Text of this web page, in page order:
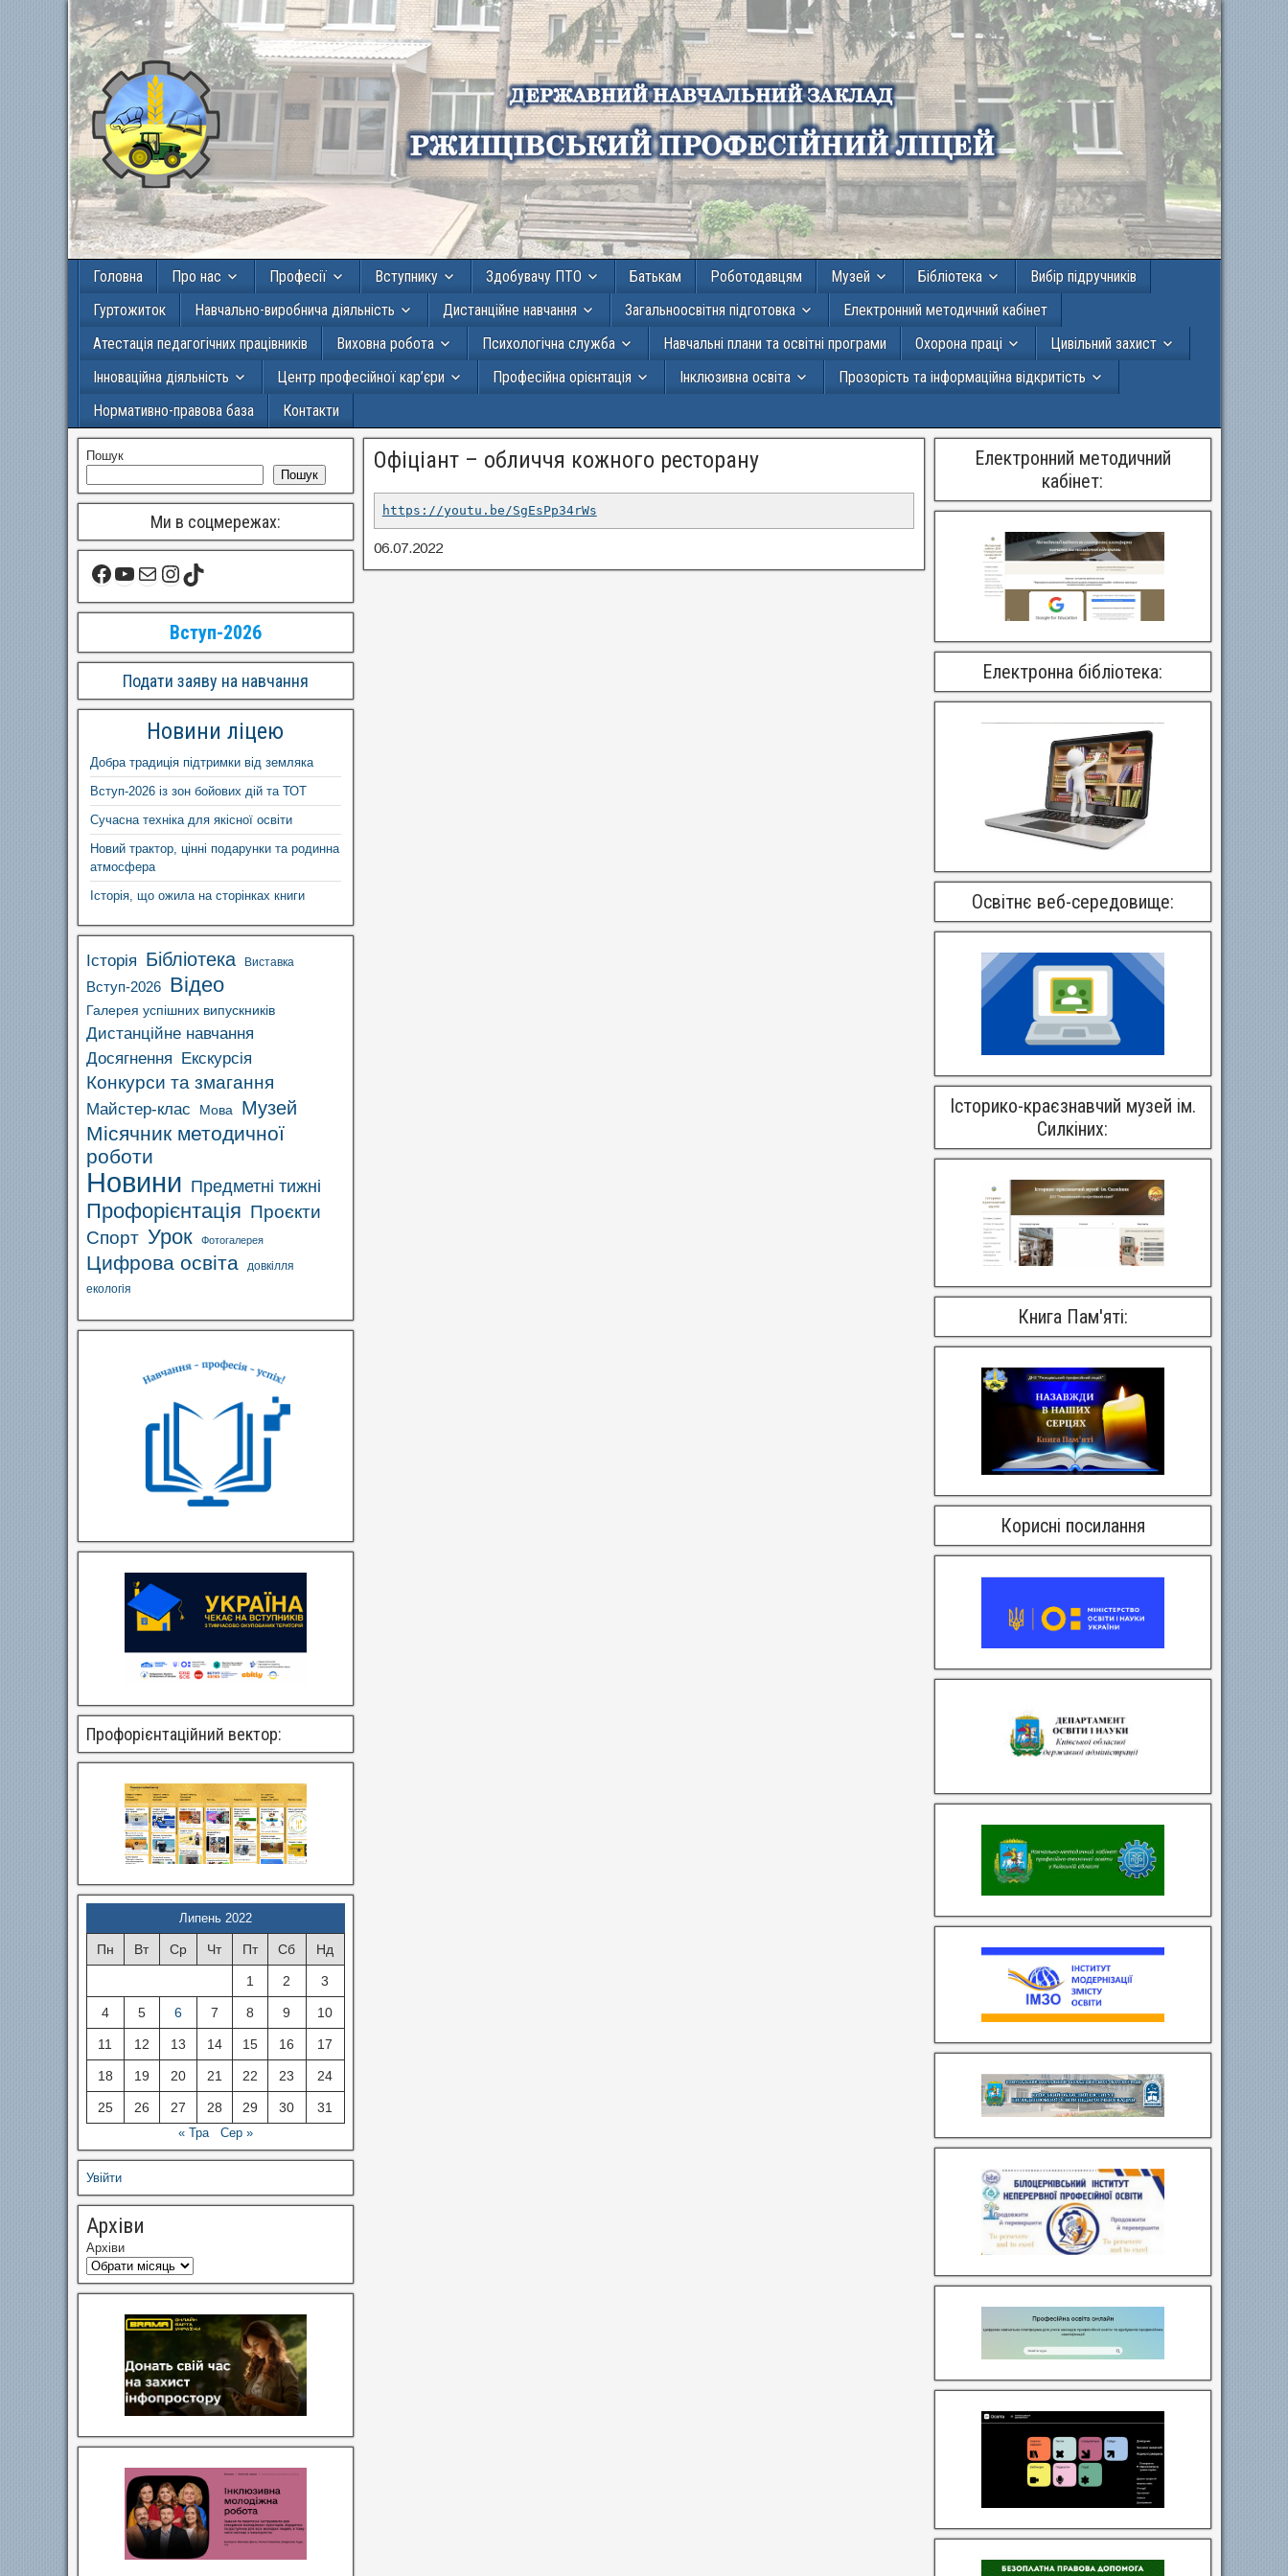
Головна Про нас Професії Вступнику Здобувачу ПТО Батькам Роботодавцям Музей Бібліотека
Вибір підручників
Гуртожиток
Навчально-виробнича діяльність Дистанційне навчання Загальноосвітня підготовка
Електронний методичний кабінет
Атестація педагогічних працівників
Виховна робота Психологічна служба Навчальні плани та освітні програми Охорона праці
Цивільний захист
Інноваційна діяльність
Центр професійної кар’єри Професійна орієнтація Інклюзивна освіта
Прозорість та інформаційна відкритість
Нормативно-правова база
Контакти
Офіціант – обличчя кожного ресторану
https://youtu.be/SgEsPp34rWs
06.07.2022
Пошук
Пошук
Ми в соцмережах:
Вступ-2026
Подати заяву на навчання
Новини ліцею
Добра традиція підтримки від земляка
Вступ-2026 із зон бойових дій та ТОТ
Сучасна техніка для якісної освіти
Новий трактор, цінні подарунки та родинна
атмосфера
Історія, що ожила на сторінках книги
Історія Бібліотека Виставка
Вступ-2026 Відео
Галерея успішних випускників
Дистанційне навчання
Досягнення Екскурсія
Конкурси та змагання
Майстер-клас Мова Музей
Місячник методичної
роботи
Новини Предметні тижні
Профорієнтація Проєкти
Спорт Урок Фотогалерея
Цифрова освіта
довкілля
екологія
Профорієнтаційний вектор:
Липень 2022
Пн Вт Ср Чт Пт Сб Нд
1 2 3
4 5 6 7 8 9 10
11 12 13 14 15 16 17
18 19 20 21 22 23 24
25 26 27 28 29 30 31
« Тра Сер »
Увійти
Архіви
Архіви
Електронний методичний
кабінет:
Електронна бібліотека:
Освітнє веб-середовище:
Історико-краєзнавчий музей ім.
Силкіних:
Книга Пам'яті:
Корисні посилання